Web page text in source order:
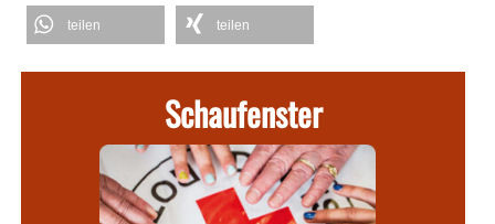
teilen teilen
Schaufenster